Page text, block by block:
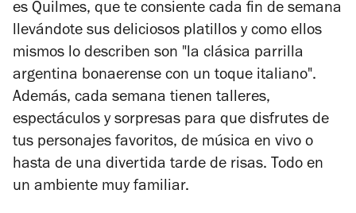
es Quilmes, que te consiente cada fin de semana
llevándote sus deliciosos platillos y como ellos
mismos lo describen son "la clásica parrilla
argentina bonaerense con un toque italiano".
Además, cada semana tienen talleres,
espectáculos y sorpresas para que disfrutes de
tus personajes favoritos, de música en vivo o
hasta de una divertida tarde de risas. Todo en
un ambiente muy familiar.